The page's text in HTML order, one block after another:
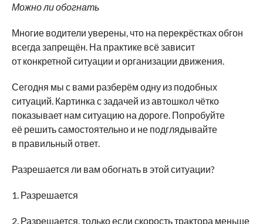
Можно ли обогнать
Многие водители уверены, что на перекрёстках обгон
всегда запрещён. На практике всё зависит
от конкретной ситуации и организации движения.
Сегодня мы с вами разберём одну из подобных
ситуаций. Картинка с задачей из автошкол чётко
показывает нам ситуацию на дороге. Попробуйте
её решить самостоятельно и не подглядывайте
в правильный ответ.
Разрешается ли вам обогнать в этой ситуации?
1. Разрешается
2. Разрешается, только если скорость трактора меньше